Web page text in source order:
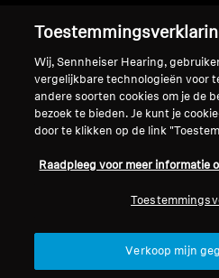
Juridische kennisgeving
Herroep overeenkomst
Wereldwijd privacybeleid
Algemene verkoopvoorwaarden
voor online verkoop aan
consumenten
openbaarmaking van
Wij, Sennheiser Hearing,
vergelijkbare technologieën voor
andere soorten cookies om je de
bezoek te bieden. Je kunt je
door te klikken op de link
Raadpleeg voor meer informatie
Verkoop mijn